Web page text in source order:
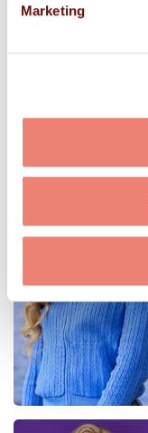
Marketing